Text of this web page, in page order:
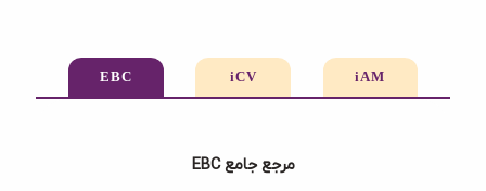
iAM
iCV
EBC
مرجع جامع EBC